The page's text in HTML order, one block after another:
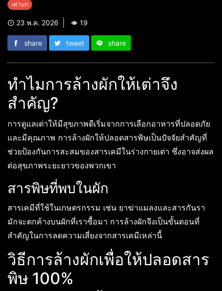
เต่าบก
23 พ.ค. 2026 19
share tweet share
ทำไมการล้างผักให้เต่าจึง
สำคัญ?
การดูแลเต่าให้มีสุขภาพดีเริ่มจากการเลือกอาหารที่ปลอดภัย
และมีคุณภาพ การล้างผักให้ปลอดสารพิษเป็นปัจจัยสำคัญที่
ช่วยป้องกันการสะสมของสารเคมีในร่างกายเต่า ซึ่งอาจส่งผล
ต่อสุขภาพระยะยาวของพวกเขา
สารพิษที่พบในผัก
สารเคมีที่ใช้ในเกษตรกรรม เช่น ยาฆ่าแมลงและสารกันรา
มักจะตกค้างบนผักที่เราซื้อมา การล้างผักจึงเป็นขั้นตอนที่
สำคัญในการลดความเสี่ยงจากสารเคมีเหล่านี้
วิธีการล้างผักเพื่อให้ปลอดสาร
พิษ 100%